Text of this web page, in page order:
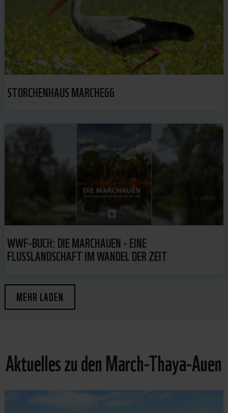
STORCHENHAUS MARCHEGG
WWF-BUCH: DIE MARCHAUEN - EINE
FLUSSLANDSCHAFT IM WANDEL DER ZEIT
MEHR LADEN
Aktuelles zu den March-Thaya-Auen